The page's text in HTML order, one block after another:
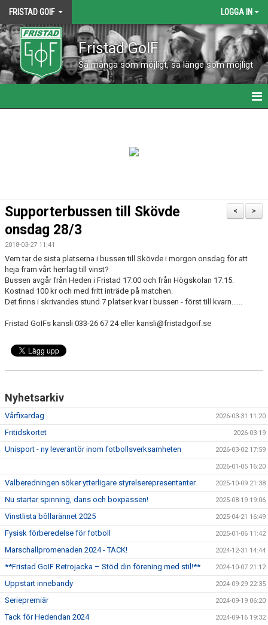
FRISTAD GOIF LOGGA IN
Fristad GoIF
Så många som möjligt, så länge som möjligt
VÅRA LAG
MATCHER
SISU
STÖDJANDE MEDLEM
BILDGALLERI
>
<
Supporterbussen till Skövde
onsdag 28/3
2018-03-27 11:41
Vem tar de sista platserna i bussen till Skövde i morgon onsdag för att
heja fram vårt herrlag till vinst?
Bussen avgår från Heden i Fristad 17:00 och från Högskolan 17:15.
Kostnad 100 kr och med fritt inträde på matchen.
Det finns i skrivandes stund 7 platser kvar i bussen - först till kvarn......
Fristad GoIFs kansli 033-26 67 24 eller kansli@fristadgoif.se
Nyhetsarkiv
Vårfixardag 2026-03-31 11:20
Fritidskortet 2026-03-19
Unisport - ny leverantör inom fotbollsverksamheten 2026-03-02 17:59
2026-01-05 16:20
Valberedningen söker ytterligare styrelserepresentanter 2025-10-09 21:38
Nu startar spinning, dans och boxpassen! 2025-08-19 19:06
Vinstlista bôllarännet 2025 2025-04-21 16:49
Fysisk förberedelse för fotboll 2025-01-06 11:42
Marschallpromenaden 2024 - TACK! 2024-12-31 14:44
**Fristad GoIF Retrojacka – Stöd din förening med stil!** 2024-10-07 21:12
Uppstart innebandy 2024-09-29 22:35
Seriepremiär 2024-09-19 06:20
Tack för Hedendan 2024 2024-09-16 19:32